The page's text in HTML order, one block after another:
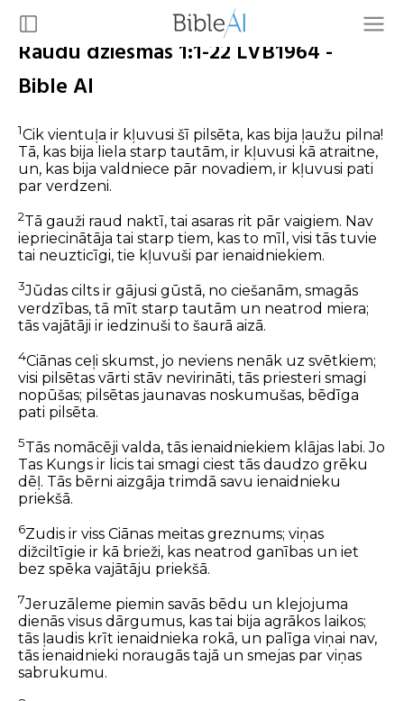
Raudu dziesmas 1:1-22 LVB1964 -
Bible AI
1Cik vientuļa ir kļuvusi šī pilsēta, kas bija ļaužu pilna!
Tā, kas bija liela starp tautām, ir kļuvusi kā atraitne,
un, kas bija valdniece pār novadiem, ir kļuvusi pati
par verdzeni.
2Tā gauži raud naktī, tai asaras rit pār vaigiem. Nav
iepriecinātāja tai starp tiem, kas to mīl, visi tās tuvie
tai neuzticīgi, tie kļuvuši par ienaidniekiem.
3Jūdas cilts ir gājusi gūstā, no ciešanām, smagās
verdzības, tā mīt starp tautām un neatrod miera;
tās vajātāji ir iedzinuši to šaurā aizā.
4Ciānas ceļi skumst, jo neviens nenāk uz svētkiem;
visi pilsētas vārti stāv nevirināti, tās priesteri smagi
nopūšas; pilsētas jaunavas noskumušas, bēdīga
pati pilsēta.
5Tās nomācēji valda, tās ienaidniekiem klājas labi. Jo
Tas Kungs ir licis tai smagi ciest tās daudzo grēku
dēļ. Tās bērni aizgāja trimdā savu ienaidnieku
priekšā.
6Zudis ir viss Ciānas meitas greznums; viņas
dižciltīgie ir kā brieži, kas neatrod ganības un iet
bez spēka vajātāju priekšā.
7Jeruzāleme piemin savās bēdu un klejojuma
dienās visus dārgumus, kas tai bija agrākos laikos;
tās ļaudis krīt ienaidnieka rokā, un palīga viņai nav,
tās ienaidnieki noraugās tajā un smejas par viņas
sabrukumu.